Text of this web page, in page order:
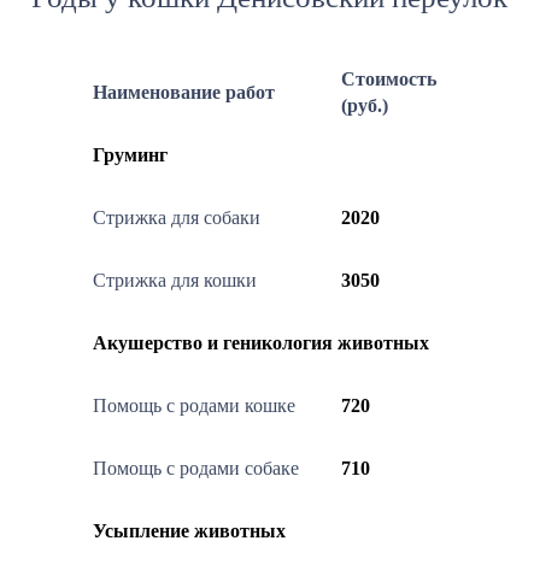
Наименование работ
Стоимость
(руб.)
Груминг
Стрижка для собаки 2020
Стрижка для кошки 3050
Акушерство и геникология животных
Помощь с родами кошке 720
Помощь с родами собаке 710
Усыпление животных